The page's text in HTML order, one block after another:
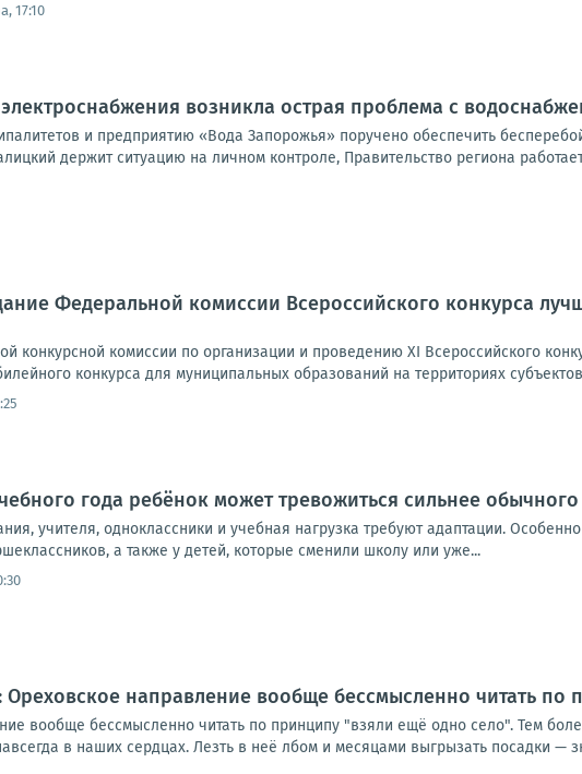
17:10
электроснабжения возникла острая проблема с
и предприятию «Вода Запорожья» поручено обеспечить
держит ситуацию на личном контроле, Правительство региона
Федеральной комиссии Всероссийского конкурса
конкурсной комиссии по организации и проведению XI Всероссийского
конкурса для муниципальных образований на территориях
года ребёнок может тревожиться сильнее обычного
учителя, одноклассники и учебная нагрузка требуют адаптации.
а также у детей, которые сменили школу или уже...
направление вообще бессмысленно читать по
вообще бессмысленно читать по принципу "взяли ещё одно село". Тем
в наших сердцах. Лезть в неё лбом и месяцами выгрызать посадки —